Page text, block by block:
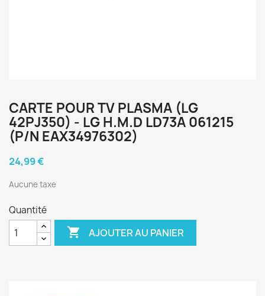
CARTE POUR TV PLASMA (LG
42PJ350) - LG H.M.D LD73A 061215
(P/N EAX34976302)
24,99 €
Aucune taxe
Quantité
 AJOUTER AU PANIER